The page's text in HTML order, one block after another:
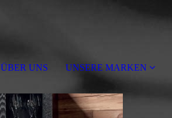
ÜBER UNS UNSERE MARKEN